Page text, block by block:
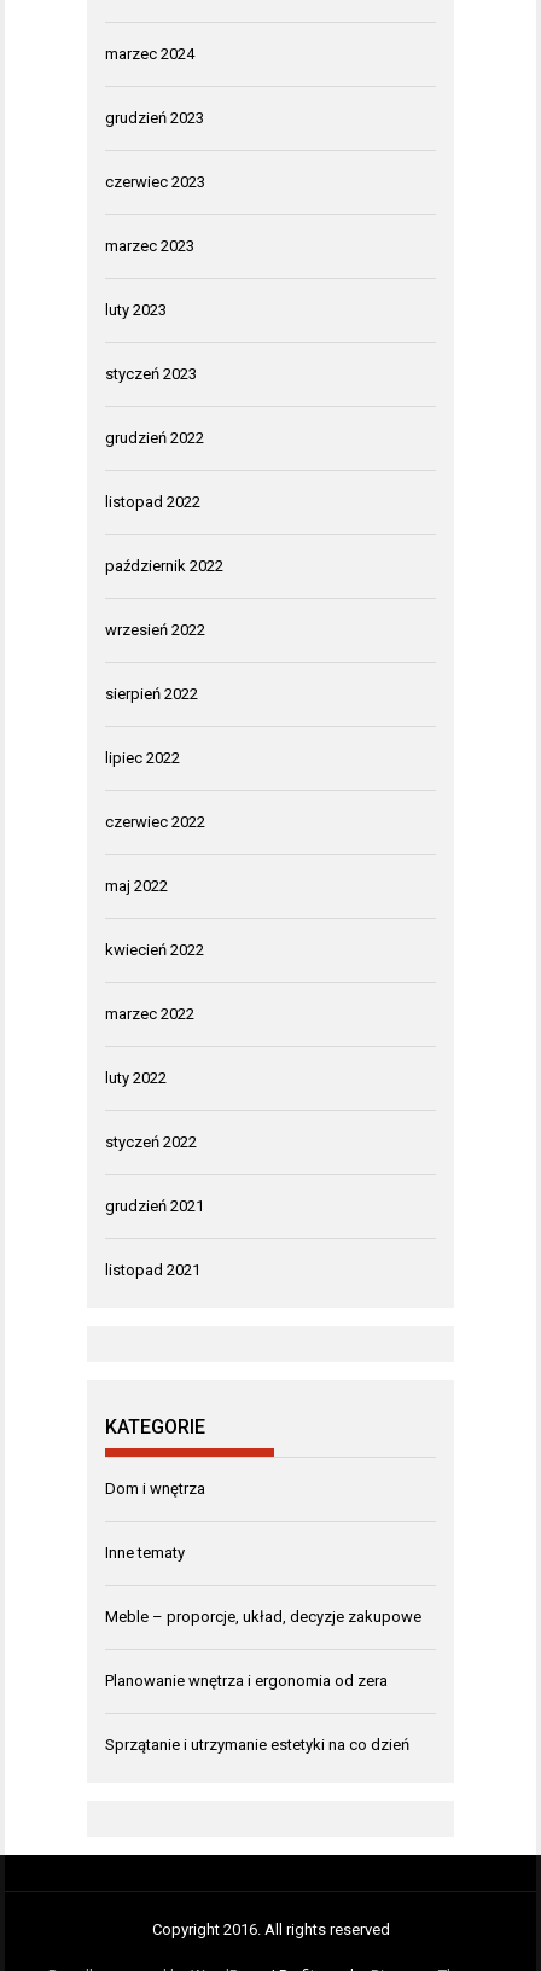
marzec 2024
grudzień 2023
czerwiec 2023
marzec 2023
luty 2023
styczeń 2023
grudzień 2022
listopad 2022
październik 2022
wrzesień 2022
sierpień 2022
lipiec 2022
czerwiec 2022
maj 2022
kwiecień 2022
marzec 2022
luty 2022
styczeń 2022
grudzień 2021
listopad 2021
KATEGORIE
Dom i wnętrza
Inne tematy
Meble – proporcje, układ, decyzje zakupowe
Planowanie wnętrza i ergonomia od zera
Sprzątanie i utrzymanie estetyki na co dzień
Copyright 2016. All rights reserved